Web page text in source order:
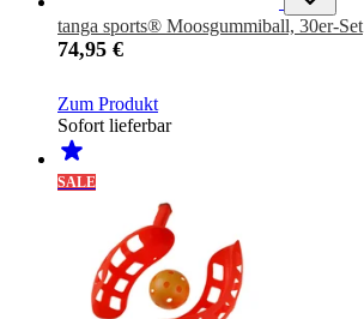
tanga sports® Moosgummiball, 30er-Set
74,95 €
Zum Produkt
Sofort lieferbar
SALE